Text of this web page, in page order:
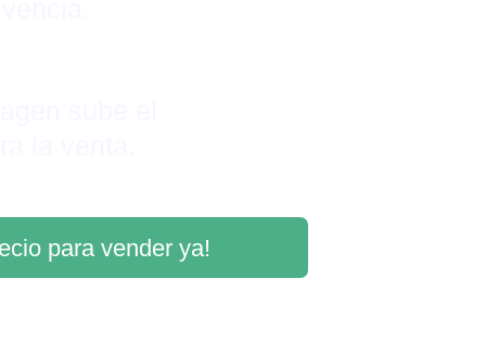
para vender ya!